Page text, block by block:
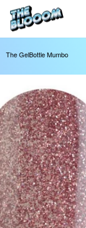
The GelBottle Mumbo